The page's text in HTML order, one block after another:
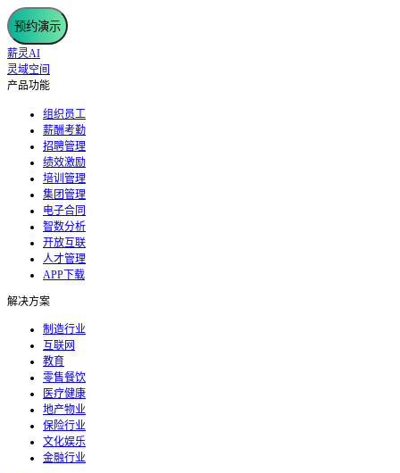
预约演示
薪灵AI
灵域空间
产品功能
组织员工
薪酬考勤
招聘管理
绩效激励
培训管理
集团管理
电子合同
智数分析
开放互联
人才管理
APP下载
解决方案
制造行业
互联网
教育
零售餐饮
医疗健康
地产物业
保险行业
文化娱乐
金融行业